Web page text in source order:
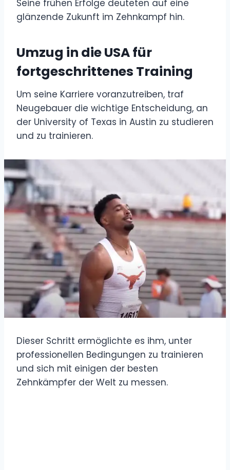
Seine frühen Erfolge deuteten auf eine
glänzende Zukunft im Zehnkampf hin.
Umzug in die USA für
fortgeschrittenes Training
Um seine Karriere voranzutreiben, traf
Neugebauer die wichtige Entscheidung, an
der University of Texas in Austin zu studieren
und zu trainieren.
Dieser Schritt ermöglichte es ihm, unter
professionellen Bedingungen zu trainieren
und sich mit einigen der besten
Zehnkämpfer der Welt zu messen.